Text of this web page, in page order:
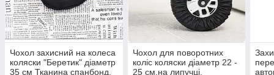
Чохол захисний на колеса
коляски "Беретик" діаметр
35 см Тканина спанбонд.
Чохол для поворотних
коліс коляски діаметр 22 -
25 см.на липучці.